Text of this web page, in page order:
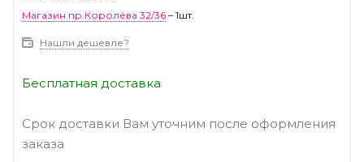
Магазин пр.Королёва 32/36 – 1шт.
Нашли дешевле?
Бесплатная доставка
Срок доставки Вам уточним после оформления
заказа